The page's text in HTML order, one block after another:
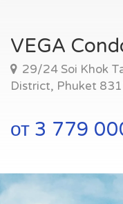
VEGA
29/24 Soi Khok
District, Phuket
от 3 779